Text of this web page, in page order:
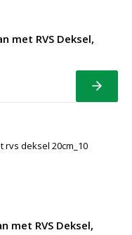
met RVS Deksel,
Bekijk
met RVS Deksel,